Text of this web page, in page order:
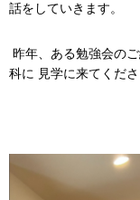
話をしていきます。
昨年、ある勉強会の
科に 見学に来てくだ